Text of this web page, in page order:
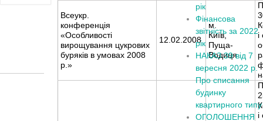
Всеукр.
конференція
«Особливості
вирощування цукрових
буряків в умовах 2008
р.»
12.02.2008
м.
Київ,
Пуща-
Водиця
рік
Фінансова
звітність за 2022
рік
НАКАЗ 39 від 7
вересня 2022 р.
Про списання
будинку
квартирного типу
ОГОЛОШЕННЯ